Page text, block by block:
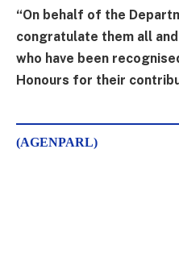
“On behalf of the
congratulate them all
who have been
Honours for their
(AGENPARL)